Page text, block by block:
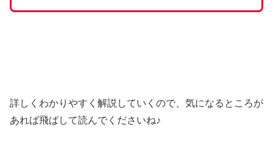
詳しくわかりやすく解説していくので、気になるところが
あれば飛ばして読んでくださいね♪